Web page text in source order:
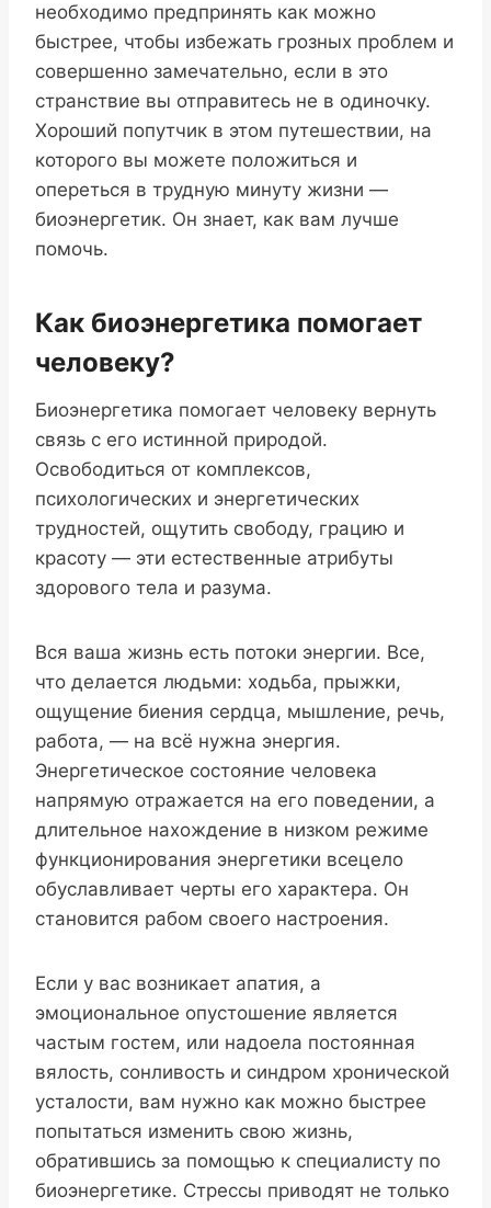
необходимо предпринять как можно
быстрее, чтобы избежать грозных проблем и
совершенно замечательно, если в это
странствие вы отправитесь не в одиночку.
Хороший попутчик в этом путешествии, на
которого вы можете положиться и
опереться в трудную минуту жизни —
биоэнергетик. Он знает, как вам лучше
помочь.
Как биоэнергетика помогает
человеку?
Биоэнергетика помогает человеку вернуть
связь с его истинной природой.
Освободиться от комплексов,
психологических и энергетических
трудностей, ощутить свободу, грацию и
красоту — эти естественные атрибуты
здорового тела и разума.
Вся ваша жизнь есть потоки энергии. Все,
что делается людьми: ходьба, прыжки,
ощущение биения сердца, мышление, речь,
работа, — на всё нужна энергия.
Энергетическое состояние человека
напрямую отражается на его поведении, а
длительное нахождение в низком режиме
функционирования энергетики всецело
обуславливает черты его характера. Он
становится рабом своего настроения.
Если у вас возникает апатия, а
эмоциональное опустошение является
частым гостем, или надоела постоянная
вялость, сонливость и синдром хронической
усталости, вам нужно как можно быстрее
попытаться изменить свою жизнь,
обратившись за помощью к специалисту по
биоэнергетике. Стрессы приводят не только